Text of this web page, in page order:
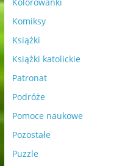
Kolorowanki
Komiksy
Książki
Książki katolickie
Patronat
Podróże
Pomoce naukowe
Pozostałe
Puzzle